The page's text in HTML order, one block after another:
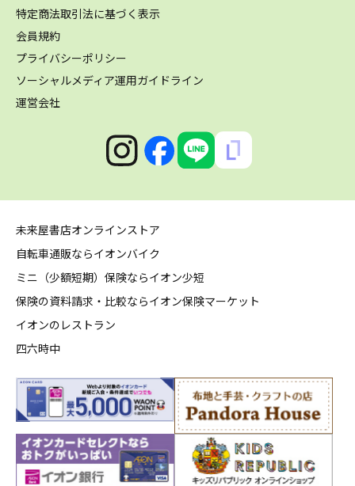
特定商法取引法に基づく表示
会員規約
プライバシーポリシー
ソーシャルメディア運用ガイドライン
運営会社
未来屋書店オンラインストア
自転車通販ならイオンバイク
ミニ（少額短期）保険ならイオン少短
保険の資料請求・比較ならイオン保険マーケット
イオンのレストラン
四六時中